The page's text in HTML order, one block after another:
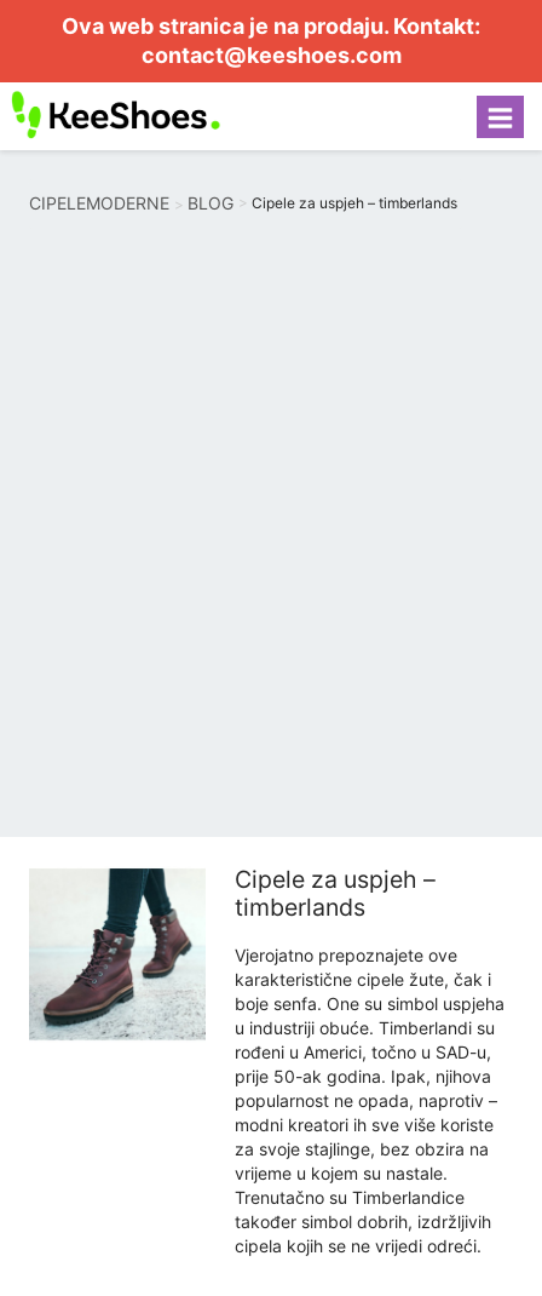
Ova web stranica je na prodaju. Kontakt:
contact@keeshoes.com
CIPELEMODERNE BLOG Cipele za uspjeh – timberlands
Cipele za uspjeh –
timberlands
Vjerojatno prepoznajete ove
karakteristične cipele žute, čak i
boje senfa. One su simbol uspjeha
u industriji obuće. Timberlandi su
rođeni u Americi, točno u SAD-u,
prije 50-ak godina. Ipak, njihova
popularnost ne opada, naprotiv –
modni kreatori ih sve više koriste
za svoje stajlinge, bez obzira na
vrijeme u kojem su nastale.
Trenutačno su Timberlandice
također simbol dobrih, izdržljivih
cipela kojih se ne vrijedi odreći.